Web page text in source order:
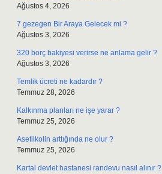
Ağustos 4, 2026
7 gezegen Bir Araya Gelecek mi ?
Ağustos 3, 2026
320 borç bakiyesi verirse ne anlama gelir ?
Ağustos 3, 2026
Temlik ücreti ne kadardır ?
Temmuz 28, 2026
Kalkınma planları ne işe yarar ?
Temmuz 25, 2026
Asetilkolin arttığında ne olur ?
Temmuz 25, 2026
Kartal devlet hastanesi randevu nasıl alınır ?